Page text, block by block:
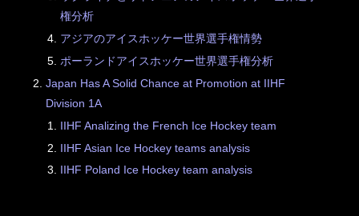
権分析
アジアのアイスホッケー世界選手権情勢
ポーランドアイスホッケー世界選手権分析
Japan Has A Solid Chance at Promotion at IIHF
Division 1A
IIHF Analizing the French Ice Hockey team
IIHF Asian Ice Hockey teams analysis
IIHF Poland Ice Hockey team analysis